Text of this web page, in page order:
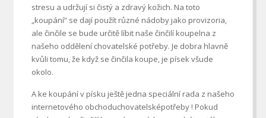
stresu a udržují si čistý a zdravý kožich. Na toto
„koupání“ se dají použít různé nádoby jako provizoria,
ale činčile se bude určitě líbit naše činčilí koupelna z
našeho oddělení chovatelské potřeby. Je dobra hlavně
kvůli tomu, že když se činčila koupe, je písek všude
okolo.
A ke koupání v písku ještě jedna speciální rada z našeho
internetového obchoduchovatelsképotřeby! Pokud